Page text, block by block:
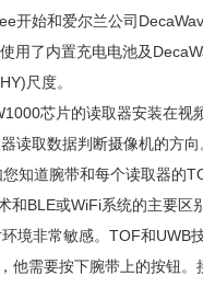
开始和爱尔兰公司
用了内置充电电池及
尺度。
芯片的读取器安装在视
读取数据判断摄像机的方
知道腕带和每个读取器的
和BLE或WiFi系统的主要
境非常敏感。TOF和UWB
他需要按下腕带上的按钮